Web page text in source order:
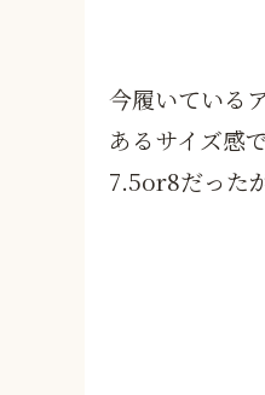
今履いている
あるサイズ感
7.5or8だった